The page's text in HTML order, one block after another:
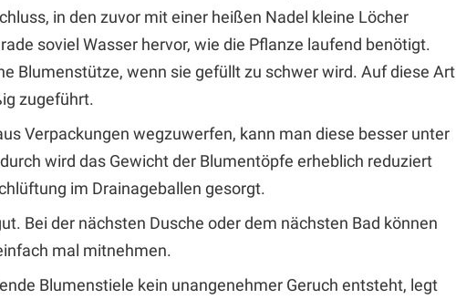
in den zuvor mit einer heißen Nadel kleine Löcher
soviel Wasser hervor, wie die Pflanze laufend benötigt.
Blumenstütze, wenn sie gefüllt zu schwer wird. Auf diese Art
zugeführt.
Verpackungen wegzuwerfen, kann man diese besser unter
wird das Gewicht der Blumentöpfe erheblich reduziert
im Drainageballen gesorgt.
Bei der nächsten Dusche oder dem nächsten Bad können
mal mitnehmen.
Blumenstiele kein unangenehmer Geruch entsteht, legt